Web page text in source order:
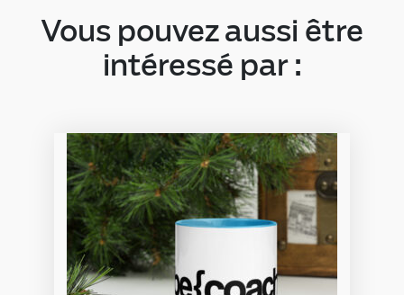
Vous pouvez aussi être
intéressé par :